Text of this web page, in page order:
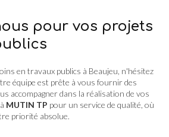
pour vos projets
en travaux publics à Beaujeu, n'hésitez
équipe est prête à vous fournir des
accompagner dans la réalisation de vos
MUTIN TP pour un service de qualité, où
priorité absolue.